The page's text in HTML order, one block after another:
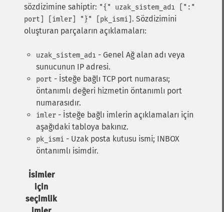
sözdizimine sahiptir: "{" uzak_sistem_adı [":"
port] [imler] "}" [pk_ismi] . Sözdizimini
oluşturan parçaların açıklamaları:
uzak_sistem_adı - Genel Ağ alan adı veya
sunucunun IP adresi.
port - İsteğe bağlı TCP port numarası;
öntanımlı değeri hizmetin öntanımlı port
numarasıdır.
imler - İsteğe bağlı imlerin açıklamaları için
aşağıdaki tabloya bakınız.
pk_ismi - Uzak posta kutusu ismi; INBOX
öntanımlı isimdir.
İsimler
için
seçimlik